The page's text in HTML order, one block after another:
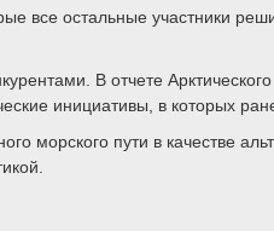
все остальные участники
В отчете
инициативы, в которых
морского пути в качестве